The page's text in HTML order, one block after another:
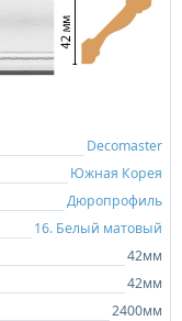
Decomaster
Южная Корея
Дюропрофиль
16. Белый матовый
42мм
42мм
2400мм